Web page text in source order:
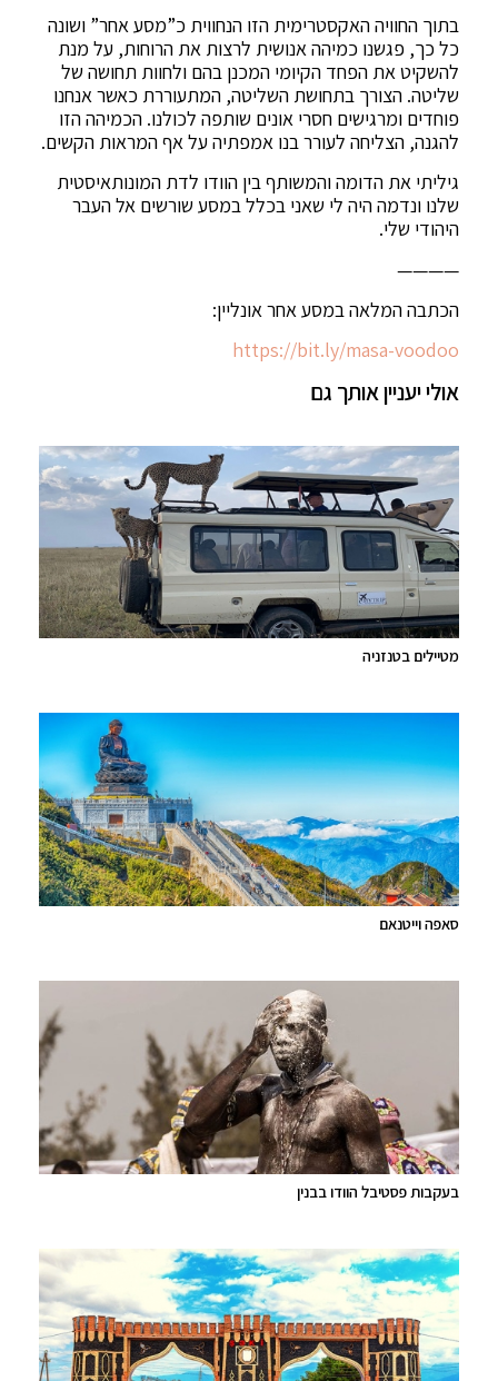
בתוך החוויה האקסטרימית הזו הנחווית כ”מסע אחר” ושונה
כל כך, פגשנו כמיהה אנושית לרצות את הרוחות, על מנת
להשקיט את הפחד הקיומי המכנן בהם ולחוות תחושה של
שליטה. הצורך בתחושת השליטה, המתעוררת כאשר אנחנו
פוחדים ומרגישים חסרי אונים שותפה לכולנו. הכמיהה הזו
להגנה, הצליחה לעורר בנו אמפתיה על אף המראות הקשים.
גיליתי את הדומה והמשותף בין הוודו לדת המונותאיסטית
שלנו ונדמה היה לי שאני בכלל במסע שורשים אל העבר
היהודי שלי.
————
הכתבה המלאה במסע אחר אונליין:
https://bit.ly/masa-voodoo
אולי יעניין אותך גם
מטיילים בטנזניה
סאפה וייטנאם
בעקבות פסטיבל הוודו בבנין